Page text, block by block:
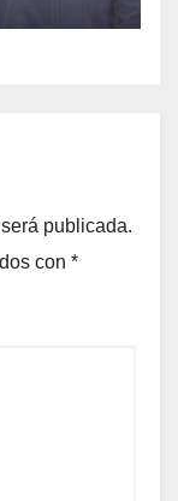
publicada.
con *